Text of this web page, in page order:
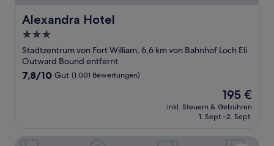
Alexandra Hotel
Alexandra Hotel
3.0-
Sterne-
Unterkunft
Stadtzentrum von Fort William, 6,6 km von Bahnhof Loch Eli
Outward Bound entfernt
7.8
7,8/10 Gut (1.001 Bewertungen)
Der
Preis
beträgt
195 €
inkl. Steuern & Gebühren
1. Sept.–2. Sept.